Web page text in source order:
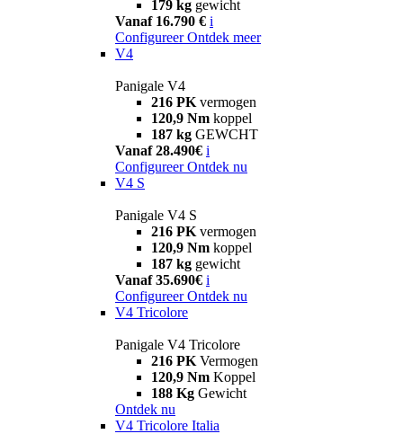
179 kg gewicht
Vanaf 16.790 € i
Configureer Ontdek meer
V4
Panigale V4
216 PK vermogen
120,9 Nm koppel
187 kg GEWCHT
Vanaf 28.490€ i
Configureer Ontdek nu
V4 S
Panigale V4 S
216 PK vermogen
120,9 Nm koppel
187 kg gewicht
Vanaf 35.690€ i
Configureer Ontdek nu
V4 Tricolore
Panigale V4 Tricolore
216 PK Vermogen
120,9 Nm Koppel
188 Kg Gewicht
Ontdek nu
V4 Tricolore Italia